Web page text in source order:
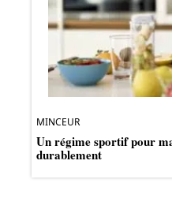
MINCEUR
Un régime sportif pour
durablement